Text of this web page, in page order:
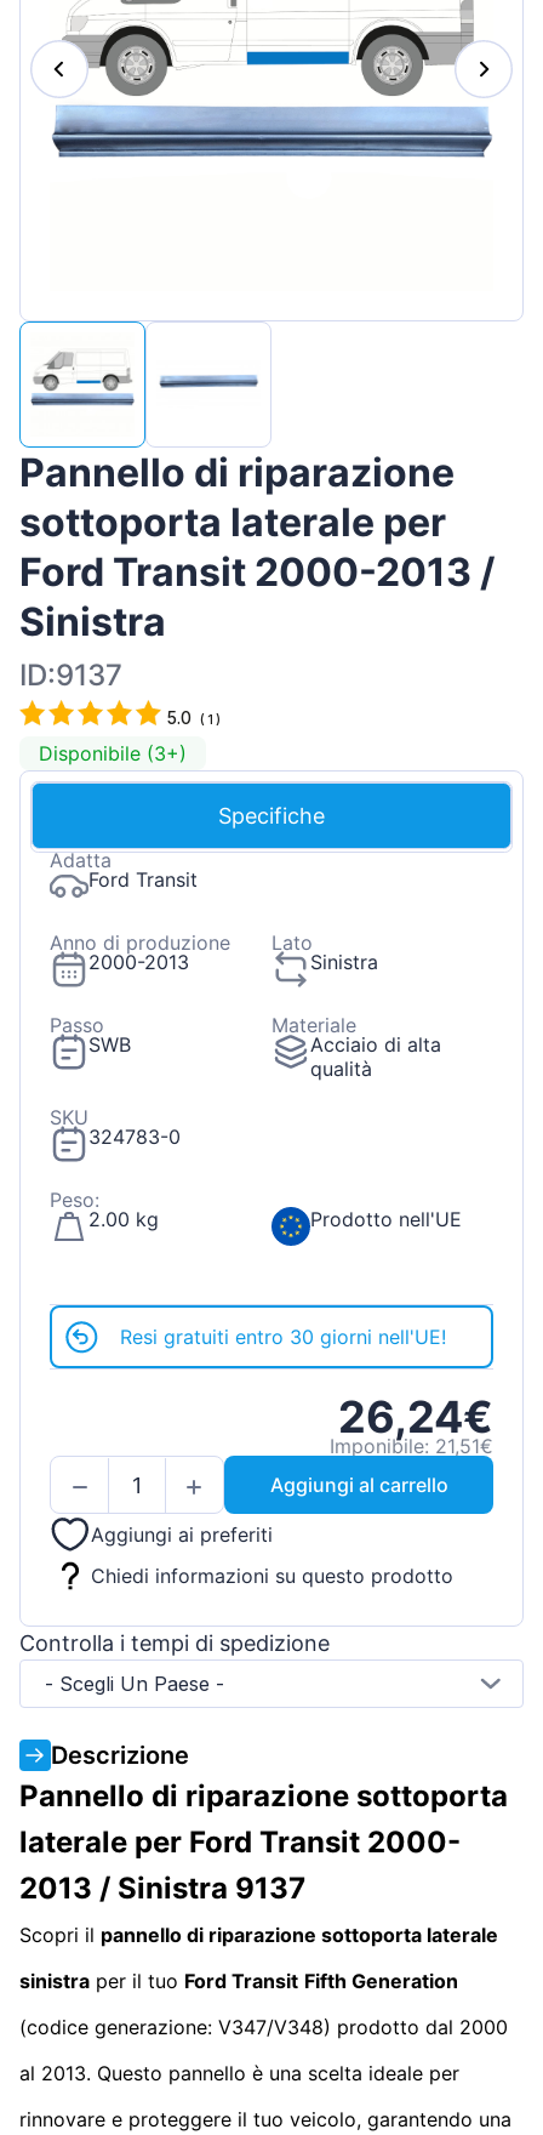
Lietuvių
Português
Pannello di riparazione
sottoporta laterale per
Ford Transit 2000-2013 /
Sinistra
ID:9137
5.0 (1 )
Disponibile (3+)
Specifiche
Adatta
Ford Transit
Anno di produzione
2000-2013
Lato
Sinistra
Passo
SWB
Materiale
Acciaio di alta
qualità
SKU
324783-0
Peso:
2.00 kg
Prodotto nell'UE
Resi gratuiti entro 30 giorni nell'UE!
26,24€
Imponibile: 21,51€
Aggiungi al carrello
Aggiungi ai preferiti
Chiedi informazioni su questo prodotto
Controlla i tempi di spedizione
- Scegli Un Paese -
Descrizione
Pannello di riparazione sottoporta
laterale per Ford Transit 2000-
2013 / Sinistra 9137
Scopri il pannello di riparazione sottoporta laterale
sinistra per il tuo Ford Transit Fifth Generation
(codice generazione: V347/V348) prodotto dal 2000
al 2013. Questo pannello è una scelta ideale per
rinnovare e proteggere il tuo veicolo, garantendo una